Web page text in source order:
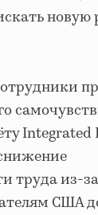
новую
Integrated
труда из-
США